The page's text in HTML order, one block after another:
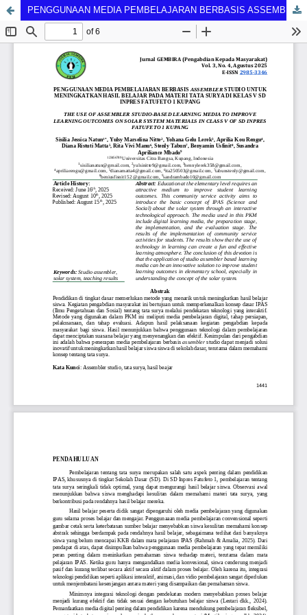
PENGGUNAAN MEDIA PEMBELAJARAN BERBASIS ASSEMBLER STUDIO UNTUK MENINGKATKAN HASIL BELAJAR PADA MATERI TATA SURYA DI KELAS V SD INPRES FATUFETO 1 KUPANG